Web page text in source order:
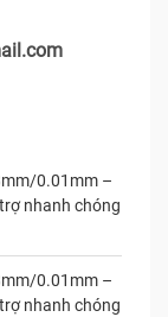
0.01mm –
nhanh chóng
0.01mm –
nhanh chóng